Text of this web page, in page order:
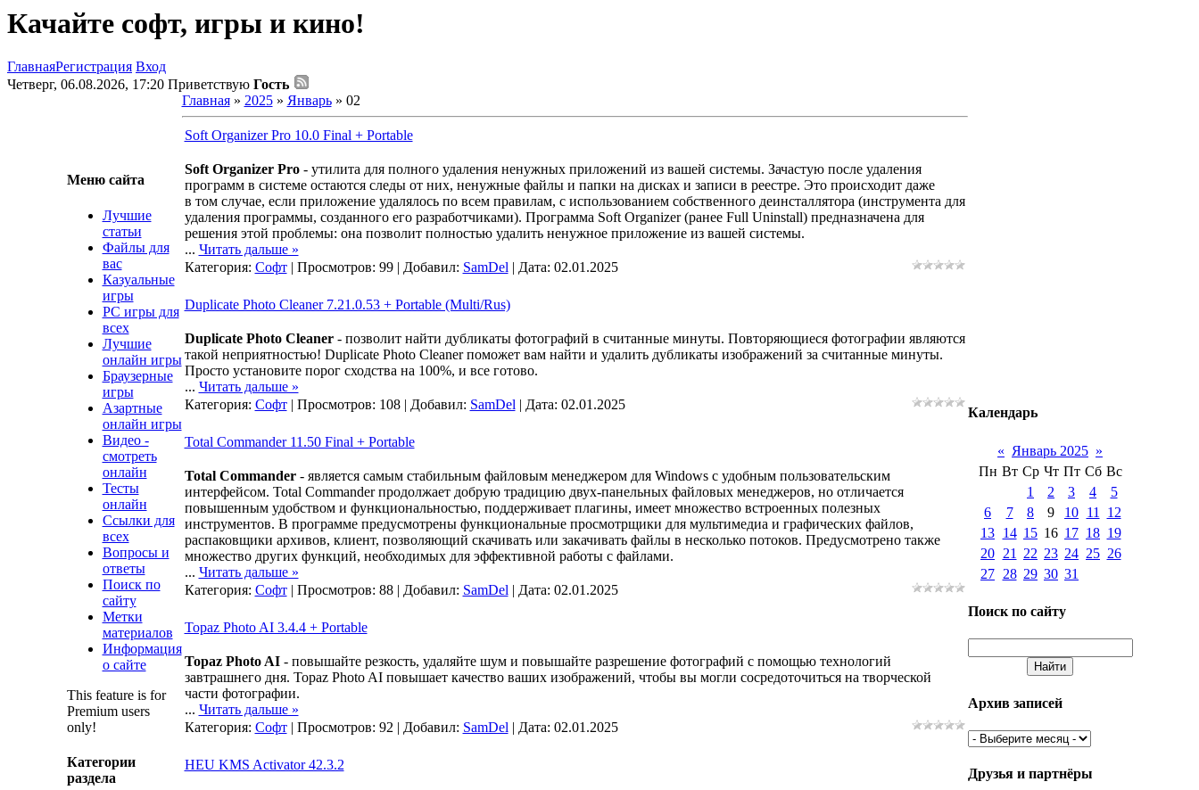
Качайте софт, игры и кино!
ГлавнаяРегистрация Вход
Четверг, 06.08.2026, 17:20 Приветствую Гость
Меню сайта
Лучшие
статьи
Файлы для
вас
Казуальные
игры
PC игры для
всех
Лучшие
онлайн игры
Браузерные
игры
Азартные
онлайн игры
Видео -
смотреть
онлайн
Тесты
онлайн
Ссылки для
всех
Вопросы и
ответы
Поиск по
сайту
Метки
материалов
Информация
о сайте
This feature is for
Premium users
only!
Категории
раздела
Главная» 2025 » Январь » 02
Soft Organizer Pro 10.0 Final + Portable
Soft Organizer Pro- утилита для полного удаления ненужных приложений из вашей системы. Зачастую после удаления
программ в системе остаются следы от них, ненужные файлы и папки на дисках и записи в реестре. Это происходит даже
в том случае, если приложение удалялось по всем правилам, с использованием собственного деинсталлятора (инструмента для
удаления программы, созданного его разработчиками). Программа Soft Organizer (ранее Full Uninstall) предназначена для
решения этой проблемы: она позволит полностью удалить ненужное приложение из вашей системы.
... Читать дальше »
Категория: Софт| Просмотров: 99 | Добавил: SamDel| Дата: 02.01.2025
Duplicate Photo Cleaner 7.21.0.53 + Portable (Multi/Rus)
Duplicate Photo Cleaner- позволит найти дубликаты фотографий в считанные минуты. Повторяющиеся фотографии являются
такой неприятностью! Duplicate Photo Cleaner поможет вам найти и удалить дубликаты изображений за считанные минуты.
Просто установите порог сходства на 100%, и все готово.
... Читать дальше »
Категория: Софт| Просмотров: 108 | Добавил: SamDel| Дата: 02.01.2025
Total Commander 11.50 Final + Portable
Total Commander- является самым стабильным файловым менеджером для Windows с удобным пользовательским
интерфейсом. Total Commander продолжает добрую традицию двух-панельных файловых менеджеров, но отличается
повышенным удобством и функциональностью, поддерживает плагины, имеет множество встроенных полезных
инструментов. В программе предусмотрены функциональные просмотрщики для мультимедиа и графических файлов,
распаковщики архивов, клиент, позволяющий скачивать или закачивать файлы в несколько потоков. Предусмотрено также
множество других функций, необходимых для эффективной работы с файлами.
... Читать дальше »
Категория: Софт| Просмотров: 88 | Добавил: SamDel| Дата: 02.01.2025
Topaz Photo AI 3.4.4 + Portable
Topaz Photo AI- повышайте резкость, удаляйте шум и повышайте разрешение фотографий с помощью технологий
завтрашнего дня. Topaz Photo AI повышает качество ваших изображений, чтобы вы могли сосредоточиться на творческой
части фотографии.
... Читать дальше »
Категория: Софт| Просмотров: 92 | Добавил: SamDel| Дата: 02.01.2025
HEU KMS Activator 42.3.2
Календарь
« Январь 2025 »
Пн Вт Ср Чт Пт Сб Вс
1
2 3 4
5
6
7 8 9 10 11
12
13 14 15 16 17 18 19
20 21 22 23 24 25 26
27 28 29 30 31
Поиск по сайту
Архив записей
Друзья и партнёры